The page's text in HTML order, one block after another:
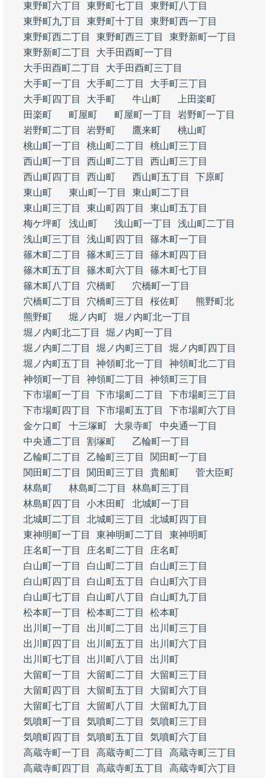
東野町六丁目
東野町七丁目
東野町八丁目
東野町九丁目
東野町十丁目
東野町西一丁目
東野町西二丁目
東野町西三丁目
東野新町一丁目
東野新町二丁目
大手田酉町一丁目
大手田酉町二丁目
大手田酉町三丁目
大手町一丁目
大手町二丁目
大手町三丁目
大手町四丁目
大手町 牛山町
上田楽町
田楽町
町屋町 町屋町一丁目
岩野町一丁目
岩野町二丁目
岩野町 鷹来町
桃山町
桃山町一丁目
桃山町二丁目
桃山町三丁目
西山町一丁目
西山町二丁目
西山町三丁目
西山町四丁目
西山町 西山町五丁目
下原町
東山町
東山町一丁目
東山町二丁目
東山町三丁目
東山町四丁目
東山町五丁目
梅ケ坪町
浅山町 浅山町一丁目
浅山町二丁目
浅山町三丁目
浅山町四丁目
篠木町一丁目
篠木町二丁目
篠木町三丁目
篠木町四丁目
篠木町五丁目
篠木町六丁目
篠木町七丁目
篠木町八丁目
穴橋町
穴橋町一丁目
穴橋町二丁目
穴橋町三丁目 桜佐町
熊野町北
熊野町
堀ノ内町
堀ノ内町北一丁目
堀ノ内町北二丁目
堀ノ内町一丁目
堀ノ内町二丁目
堀ノ内町三丁目
堀ノ内町四丁目
堀ノ内町五丁目
神領町北一丁目
神領町北二丁目
神領町一丁目
神領町二丁目
神領町三丁目
下市場町一丁目
下市場町二丁目
下市場町三丁目
下市場町四丁目
下市場町五丁目
下市場町六丁目
金ケ口町
十三塚町 大泉寺町
中央通一丁目
中央通二丁目
割塚町
乙輪町一丁目
乙輪町二丁目
乙輪町三丁目
関田町一丁目
関田町二丁目
関田町三丁目 貴船町
菅大臣町
林島町
林島町二丁目
林島町三丁目
林島町四丁目
小木田町
北城町一丁目
北城町二丁目
北城町三丁目
北城町四丁目
東神明町一丁目
東神明町二丁目
東神明町
庄名町一丁目
庄名町二丁目
庄名町
白山町一丁目
白山町二丁目
白山町三丁目
白山町四丁目
白山町五丁目
白山町六丁目
白山町七丁目
白山町八丁目
白山町九丁目
松本町一丁目
松本町二丁目
松本町
出川町一丁目
出川町二丁目
出川町三丁目
出川町四丁目
出川町五丁目
出川町六丁目
出川町七丁目
出川町八丁目
出川町
大留町一丁目
大留町二丁目
大留町三丁目
大留町四丁目
大留町五丁目
大留町六丁目
大留町七丁目
大留町八丁目
大留町九丁目
気噴町一丁目
気噴町二丁目
気噴町三丁目
気噴町四丁目
気噴町五丁目
気噴町六丁目
高蔵寺町一丁目
高蔵寺町二丁目
高蔵寺町三丁目
高蔵寺町四丁目
高蔵寺町五丁目
高蔵寺町六丁目